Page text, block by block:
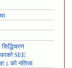
SEE
८ को नतिजा